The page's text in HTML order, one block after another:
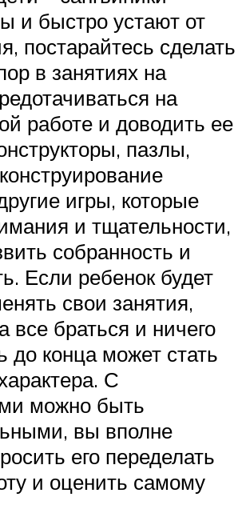
и быстро устают от
постарайтесь сделать
в занятиях на
на
работе и доводить ее
пазлы,
игры, которые
и тщательности,
собранность и
Если ребенок будет
свои занятия,
все браться и ничего
до конца может стать
С
можно быть
вы вполне
его переделать
и оценить самому